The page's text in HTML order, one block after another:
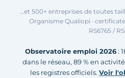
…et 500+ entreprises de toutes
Organisme Qualiopi ·
RS6765 /
Observatoire emploi 2026:
dans le réseau, 89 % en
les registres officiels. Voir